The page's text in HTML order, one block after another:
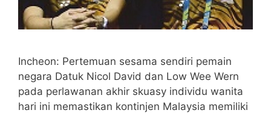
Incheon: Pertemuan sesama sendiri pemain
negara Datuk Nicol David dan Low Wee Wern
pada perlawanan akhir skuasy individu wanita
hari ini memastikan kontinjen Malaysia memiliki